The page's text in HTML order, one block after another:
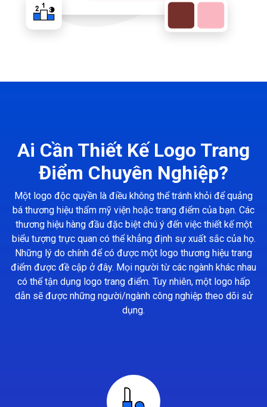
Ai Cần Thiết Kế Logo Trang
Điểm Chuyên Nghiệp?
Một logo độc quyền là điều không thể tránh khỏi để quảng
bá thương hiệu thẩm mỹ viện hoặc trang điểm của bạn. Các
thương hiệu hàng đầu đặc biệt chú ý đến việc thiết kế một
biểu tượng trực quan có thể khẳng định sự xuất sắc của họ.
Những lý do chính để có được một logo thương hiệu trang
điểm được đề cập ở đây. Mọi người từ các ngành khác nhau
có thể tận dụng logo trang điểm. Tuy nhiên, một logo hấp
dẫn sẽ được những người/ngành công nghiệp theo dõi sử
dụng.